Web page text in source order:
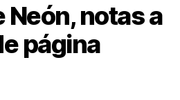
Neón, notas a
página